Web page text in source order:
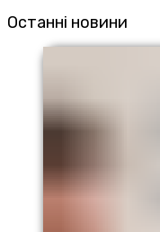
Останні новини